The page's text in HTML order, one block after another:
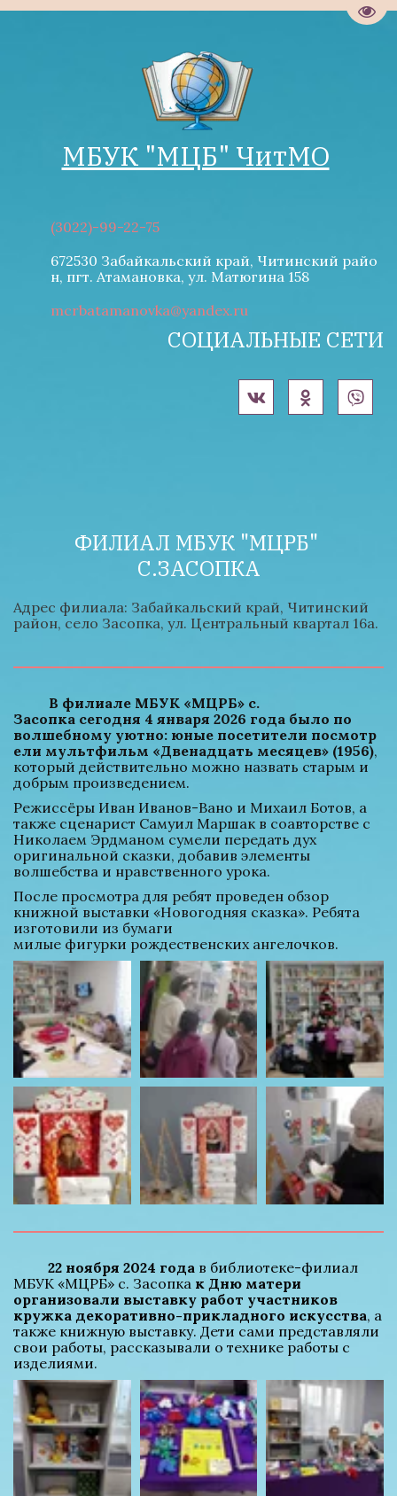
МБУК "М­­ЦБ" ЧитМО
(3022)-99-22-75
672530 Забайкальский край, Читинский райо
н, пгт. Атамановка, ул. Матюгина 158
mcrbatamanovka@yandex.ru
СОЦИАЛЬНЫЕ СЕТИ
ФИЛИАЛ МБУК "МЦРБ"
С.ЗАСОПКА
Адрес филиала: Забайкальский край, Читинский
район, село Засопка, ул. Центральный квартал 16а.
Засопка сегодня 4 января 2026 года было по
волшебному уютно: юные посетители посмотр
ели мультфильм «Двенадцать месяцев» (1956),
который действительно можно назвать старым и
добрым произведением.
Режиссёры Иван Иванов-Вано и Михаил Ботов, а
также сценарист Самуил Маршак в соавторстве с
Николаем Эрдманом сумели передать дух
оригинальной сказки, добавив элементы
волшебства и нравственного урока.
После просмотра для ребят проведен обзор
книжной выставки «Новогодняя сказка». Ребята
изготовили из бумаги
милые фигурки рождественских ангелочков.
22 ноября 2024 года в библиотеке-филиал
МБУК «МЦРБ» с. Засопка к Дню матери
организовали выставку работ участников
кружка декоративно-прикладного искусства, а
также книжную выставку. Дети сами представляли
свои работы, рассказывали о технике работы с
изделиями.